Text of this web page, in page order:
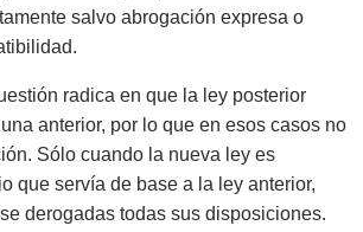
salvo abrogación expresa o
radica en que la ley posterior
anterior, por lo que en esos casos no
Sólo cuando la nueva ley es
que servía de base a la ley anterior,
derogadas todas sus disposiciones.